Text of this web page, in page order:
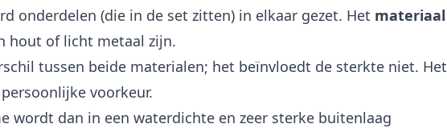
onderdelen (die in de set zitten) in elkaar gezet. Het materiaal
hout of licht metaal zijn.
tussen beide materialen; het beïnvloedt de sterkte niet. Het
voorkeur.
wordt dan in een waterdichte en zeer sterke buitenlaag